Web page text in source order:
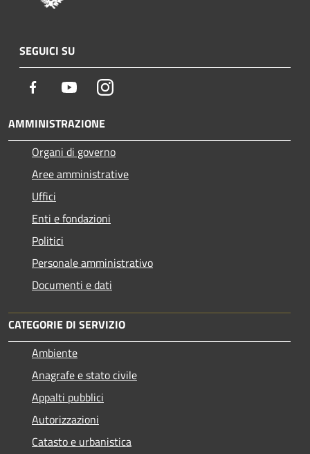
SEGUICI SU
Facebook YoutubeInstagram
AMMINISTRAZIONE
Organi di governo
Aree amministrative
Uffici
Enti e fondazioni
Politici
Personale amministrativo
Documenti e dati
CATEGORIE DI SERVIZIO
Ambiente
Anagrafe e stato civile
Appalti pubblici
Autorizzazioni
Catasto e urbanistica